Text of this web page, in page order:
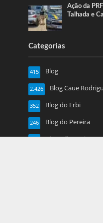
Ação da
Talhada e
Categorias
Blog
415
Blog Caue
2.426
Blog do Erbi
352
Blog do Pereira
246
Blog Juliana Lima